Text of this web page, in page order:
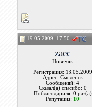
19.05.2009, 17:50
zaec
Новичок
Регистрация: 18.05.2009
Адрес: Смоленск
Сообщений: 4
Сказал(а) спасибо: 0
Поблагодарили: 0 раз(а)
Репутация: 10